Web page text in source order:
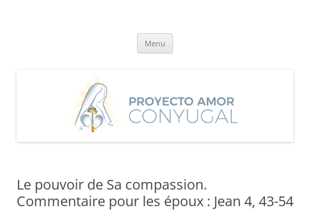
Menu
Le pouvoir de Sa compassion.
Commentaire pour les époux : Jean 4, 43-54